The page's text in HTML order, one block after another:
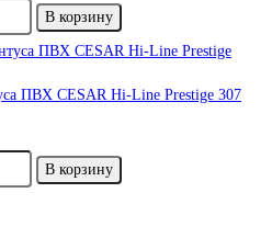
В корзину
ПВХ CESAR Hi-Line Prestige 307
В корзину